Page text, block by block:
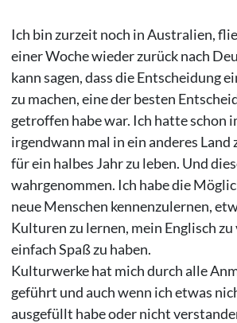
Ich bin zurzeit noch in Australien,
einer Woche wieder zurück nach
kann sagen, dass die Entscheidung
zu machen, eine der besten
getroffen habe war. Ich hatte schon
irgendwann mal in ein anderes Land
für ein halbes Jahr zu leben. Und
wahrgenommen. Ich habe die
neue Menschen kennenzulernen,
Kulturen zu lernen, mein Englisch
einfach Spaß zu haben.
Kulturwerke hat mich durch alle
geführt und auch wenn ich etwas
ausgefüllt habe oder nicht